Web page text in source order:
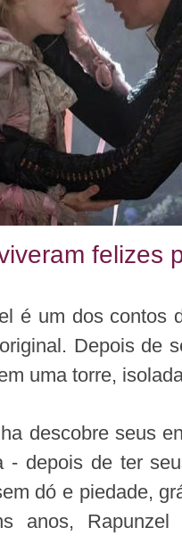
felizes
é um dos contos
Depois de
uma torre,
descobre seus
- depois de ter
dó e piedade,
anos,